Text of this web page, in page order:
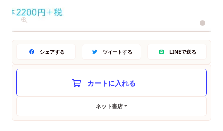
シェアする ツイートする LINEで送る
ネット書店